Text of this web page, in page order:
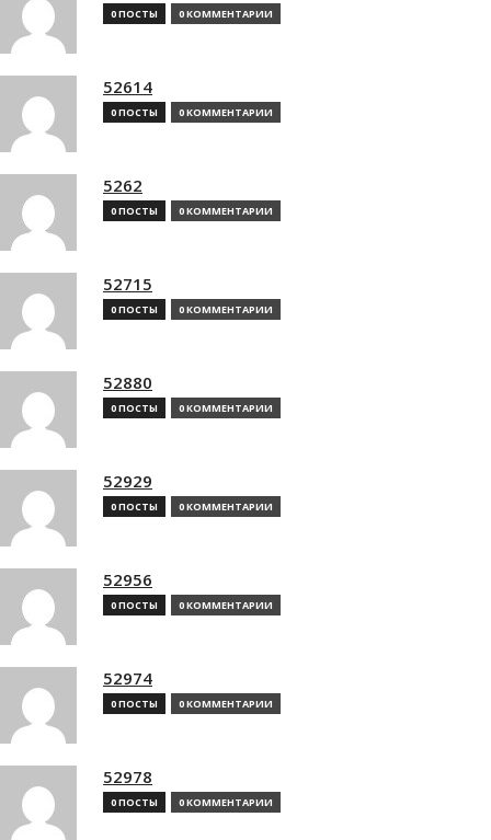
0 ПОСТЫ 0 КОММЕНТАРИИ
52614
0 ПОСТЫ 0 КОММЕНТАРИИ
5262
0 ПОСТЫ 0 КОММЕНТАРИИ
52715
0 ПОСТЫ 0 КОММЕНТАРИИ
52880
0 ПОСТЫ 0 КОММЕНТАРИИ
52929
0 ПОСТЫ 0 КОММЕНТАРИИ
52956
0 ПОСТЫ 0 КОММЕНТАРИИ
52974
0 ПОСТЫ 0 КОММЕНТАРИИ
52978
0 ПОСТЫ 0 КОММЕНТАРИИ